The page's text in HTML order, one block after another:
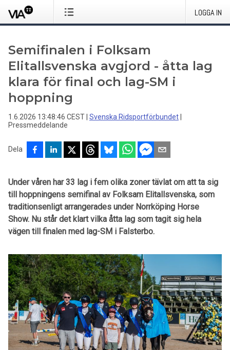
LOGGA IN
Semifinalen i Folksam
Elitallsvenska avgjord - åtta lag
klara för final och lag-SM i
hoppning
1.6.2026 13:48:46 CEST Svenska Ridsportförbundet
Pressmeddelande
Dela
Under våren har 33 lag i fem olika zoner tävlat om att ta sig
till hoppningens semifinal av Folksam Elitallsvenska, som
traditionsenligt arrangerades under Norrköping Horse
Show. Nu står det klart vilka åtta lag som tagit sig hela
vägen till finalen med lag-SM i Falsterbo.